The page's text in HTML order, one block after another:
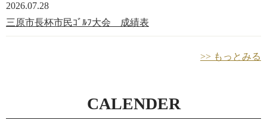
2026.07.28
三原市長杯市民ｺﾞﾙﾌ大会 成績表
>> もっとみる
CALENDER